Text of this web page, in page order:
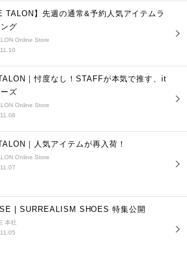
TALON】先週の通常&予約人気アイテムラ
グ
Online Store
｜忖度なし！STAFFが本気で推す、it
ズ
Online Store
｜人気アイテムが再入荷！
Online Store
| SURREALISM SHOES 特集公開
本社